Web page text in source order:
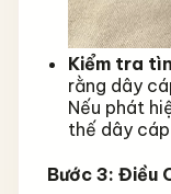
Kiểm tra
rằng dây
Nếu phát
thế dây
Bước 3: Điều